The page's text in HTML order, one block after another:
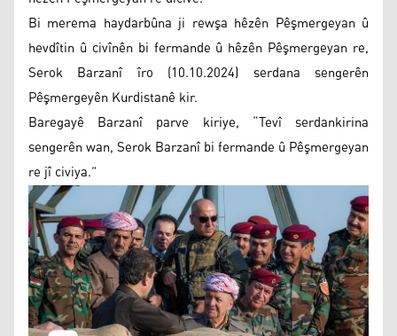
Bi merema haydarbûna ji rewşa hêzên Pêşmergeyan û
hevdîtin û civînên bi fermande û hêzên Pêşmergeyan re,
Serok Barzanî îro (10.10.2024) serdana sengerên
Pêşmergeyên Kurdistanê kir.
Baregayê Barzanî parve kiriye, “Tevî serdankirina
sengerên wan, Serok Barzanî bi fermande û Pêşmergeyan
re jî civiya.”